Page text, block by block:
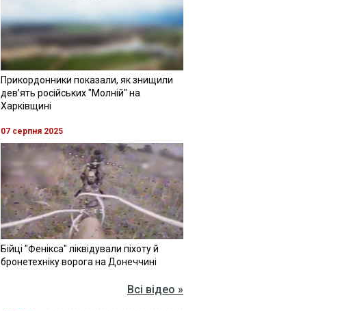
Прикордонники показали, як знищили
девʼять російських "Молній" на
Харківщині
07 серпня 2025
Бійці "Фенікса" ліквідували піхоту й
бронетехніку ворога на Донеччині
Всі відео »